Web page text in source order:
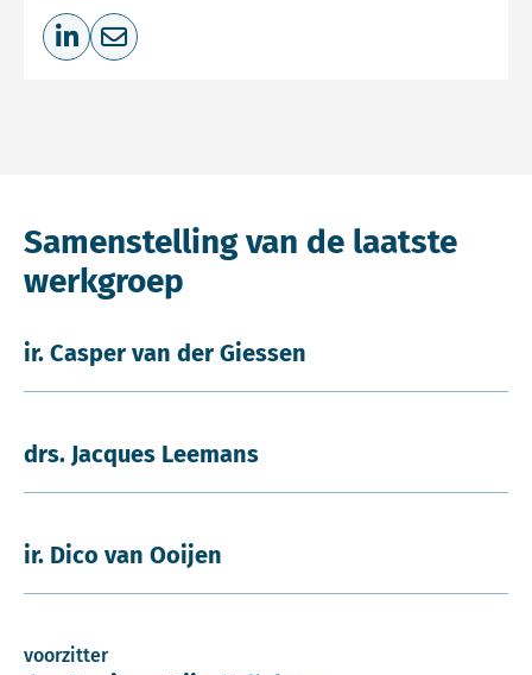
Deel op LinkedIn
Deel via e-mail
Samenstelling van de laatste
werkgroep
ir. Casper van der Giessen
drs. Jacques Leemans
ir. Dico van Ooijen
voorzitter